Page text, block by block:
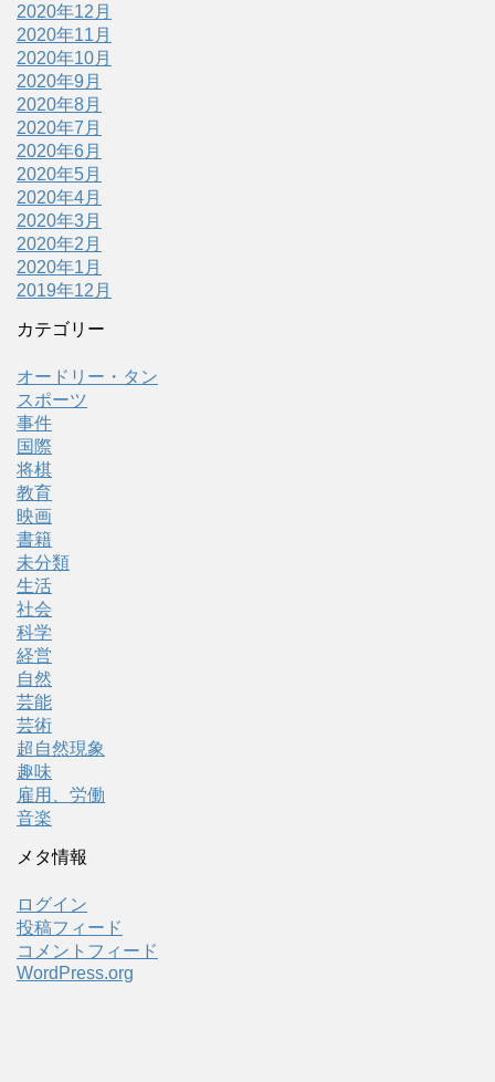
2020年12月
2020年11月
2020年10月
2020年9月
2020年8月
2020年7月
2020年6月
2020年5月
2020年4月
2020年3月
2020年2月
2020年1月
2019年12月
カテゴリー
オードリー・タン
スポーツ
事件
国際
将棋
教育
映画
書籍
未分類
生活
社会
科学
経営
自然
芸能
芸術
超自然現象
趣味
雇用、労働
音楽
メタ情報
ログイン
投稿フィード
コメントフィード
WordPress.org